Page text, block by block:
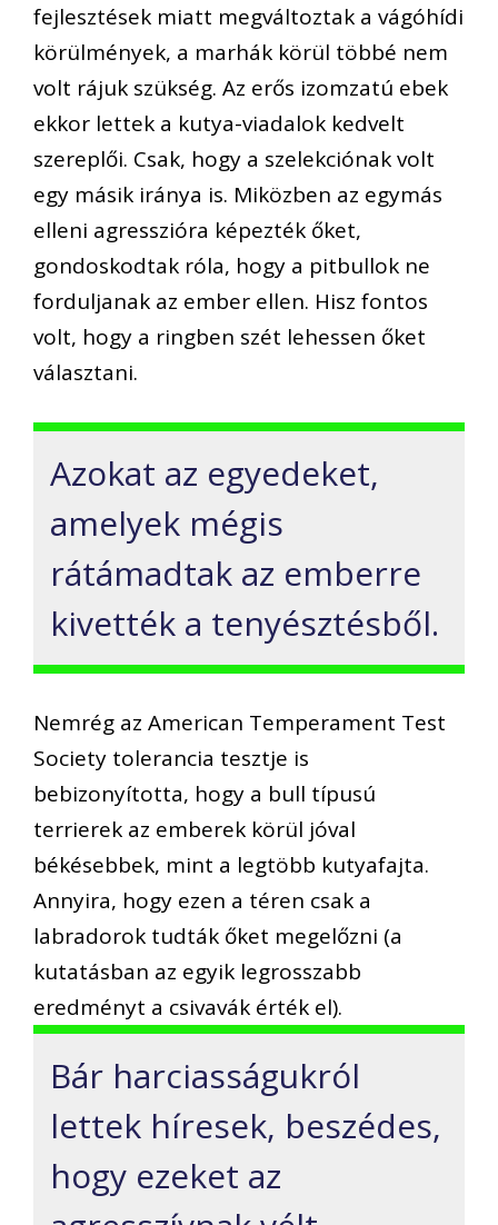
fejlesztések miatt megváltoztak a vágóhídi
körülmények, a marhák körül többé nem
volt rájuk szükség. Az erős izomzatú ebek
ekkor lettek a kutya-viadalok kedvelt
szereplői. Csak, hogy a szelekciónak volt
egy másik iránya is. Miközben az egymás
elleni agresszióra képezték őket,
gondoskodtak róla, hogy a pitbullok ne
forduljanak az ember ellen. Hisz fontos
volt, hogy a ringben szét lehessen őket
választani.
Azokat az egyedeket,
amelyek mégis
rátámadtak az emberre
kivették a tenyésztésből.
Nemrég az American Temperament Test
Society tolerancia tesztje is
bebizonyította, hogy a bull típusú
terrierek az emberek körül jóval
békésebbek, mint a legtöbb kutyafajta.
Annyira, hogy ezen a téren csak a
labradorok tudták őket megelőzni (a
kutatásban az egyik legrosszabb
eredményt a csivavák érték el).
Bár harciasságukról
lettek híresek, beszédes,
hogy ezeket az